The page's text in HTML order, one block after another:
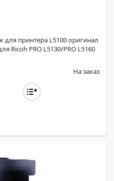
принтера L5100 оригинал
Ricoh PRO L5130/PRO L5160
На заказ